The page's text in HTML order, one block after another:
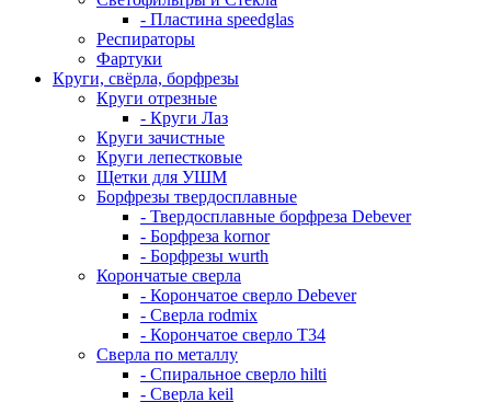
- Пластина speedglas
Респираторы
Фартуки
Круги, свёрла, борфрезы
Круги отрезные
- Круги Лаз
Круги зачистные
Круги лепестковые
Щетки для УШМ
Борфрезы твердосплавные
- Твердосплавные борфреза Debever
- Борфреза kornor
- Борфрезы wurth
Корончатые сверла
- Корончатое сверло Debever
- Сверла rodmix
- Корончатое сверло T34
Сверла по металлу
- Спиральное сверло hilti
- Сверла keil